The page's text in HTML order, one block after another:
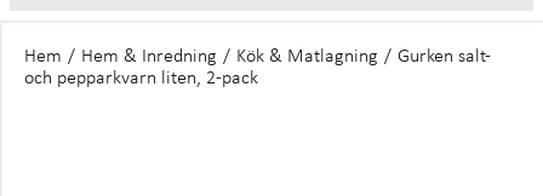
Hem / Hem & Inredning / Kök & Matlagning / Gurken salt-
och pepparkvarn liten, 2-pack